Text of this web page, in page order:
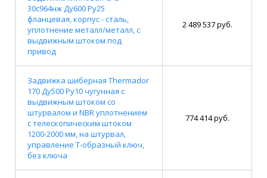
30с964нж Ду600 Ру25
фланцевая, корпус - сталь,
уплотнение металл/металл, с
выдвижным штоком под
привод
2 489 537 руб.
Задвижка шиберная Thermador
170 Ду500 Ру10 чугунная с
выдвижным штоком со
штурвалом и NBR уплотнением
с телескопическим штоком
1200-2000 мм, на штурвал,
управление Т-образный ключ,
без ключа
774 414 руб.